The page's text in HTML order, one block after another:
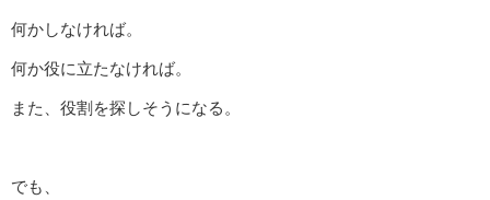
何かしなければ。
何か役に立たなければ。
また、役割を探しそうになる。
でも、